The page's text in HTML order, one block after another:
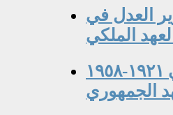
العدل في
الملكي
خبراء إستقدمهم العراق خلال العهد الملكي ١٩٢١-١٩٥٨
الجمهوري